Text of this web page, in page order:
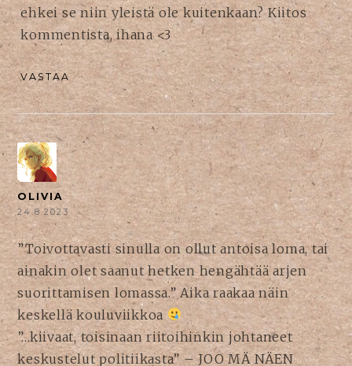
ehkei se niin yleistä ole kuitenkaan? Kiitos
kommentista, ihana <3
VASTAA
OLIVIA
24.8.2023
”Toivottavasti sinulla on ollut antoisa loma, tai
ainakin olet saanut hetken hengähtää arjen
suorittamisen lomassa.” Aika raakaa näin
keskellä kouluviikkoa
”…kiivaat, toisinaan riitoihinkin johtaneet
keskustelut politiikasta” – JOO MÄ NÄEN